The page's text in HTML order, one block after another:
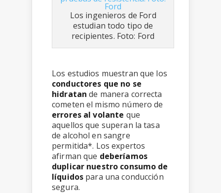
Los ingenieros de Ford
estudian todo tipo de
recipientes. Foto: Ford
Los estudios muestran que los
conductores que no se
hidratan de manera correcta
cometen el mismo número de
errores al volante que
aquellos que superan la tasa
de alcohol en sangre
permitida*. Los expertos
afirman que deberíamos
duplicar nuestro consumo de
líquidos para una conducción
segura.